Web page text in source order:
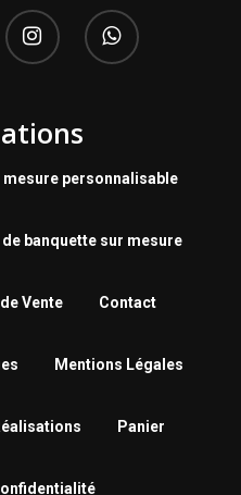
mesure personnalisable
banquette sur mesure
Vente Contact
Mentions Légales
Panier